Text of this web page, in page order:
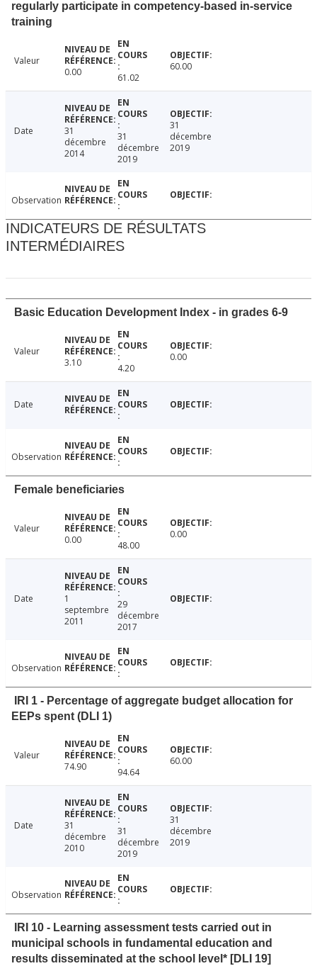
regularly participate in competency-based in-service
training
Valeur
0.00
61.02
60.00
Date
31
décembre
2014
31
décembre
2019
31
décembre
2019
Observation
INDICATEURS DE RÉSULTATS
INTERMÉDIAIRES
Basic Education Development Index - in grades 6-9
Valeur
3.10
4.20
0.00
Date
Observation
Female beneficiaries
Valeur
0.00
48.00
0.00
Date
1
septembre
2011
29
décembre
2017
Observation
IRI 1 - Percentage of aggregate budget allocation for
EEPs spent (DLI 1)
Valeur
74.90
94.64
60.00
Date
31
décembre
2010
31
décembre
2019
31
décembre
2019
Observation
IRI 10 - Learning assessment tests carried out in
municipal schools in fundamental education and
results disseminated at the school level* [DLI 19]